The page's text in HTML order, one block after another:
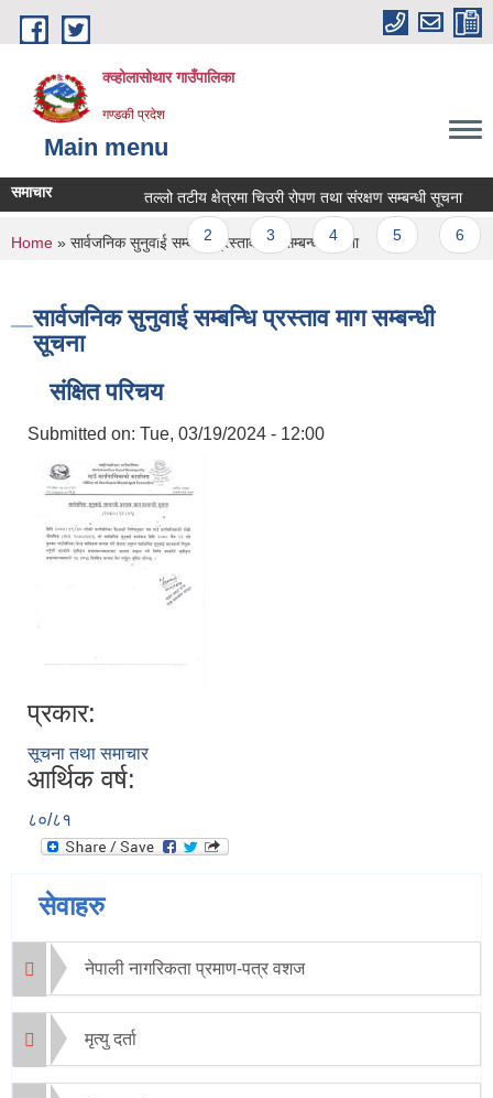
Skip to main content
क्व्होलासोथार गाउँपालिका
गण्डकी प्रदेश
Main menu
समाचार तल्लो तटीय क्षेत्रमा चिउरी रोपण तथा संरक्षण सम्बन्धी सूचना
Pages
1 2 3 4
You are here
Home » सार्वजनिक सुनुवाई सम्बन्धि प्रस्ताव माग सम्बन्धी सूचना
सार्वजनिक सुनुवाई सम्बन्धि प्रस्ताव माग सम्बन्धी
सूचना
संक्षित परिचय
Submitted on: Tue, 03/19/2024 - 12:00
प्रकार:
सूचना तथा समाचार
आर्थिक वर्ष:
८०/८१
सेवाहरु
नेपाली नागरिकता प्रमाण-पत्र वशज
मृत्यु दर्ता